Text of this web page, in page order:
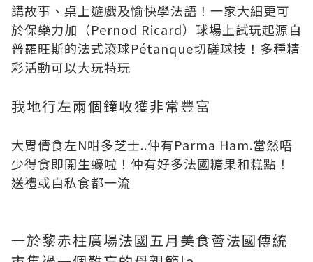
講故事、桌上遊戲及愉快學法語！一家大細更可
於保樂力加（Pernod Ricard）球場上試玩起源自
普羅旺斯的法式滾球Pétanque切磋球技！多種精
彩活動可以大玩特玩
我地行左兩個鐘收獲非常豐富
大胃倩食左N咁多芝士..仲有Parma Ham.當然唔
少得食即開生蠔啦！仲有好多法國糖果和糕點！
送禮或自私食都一流
一於黎赤柱廣場法國五月美食薈法國傳統